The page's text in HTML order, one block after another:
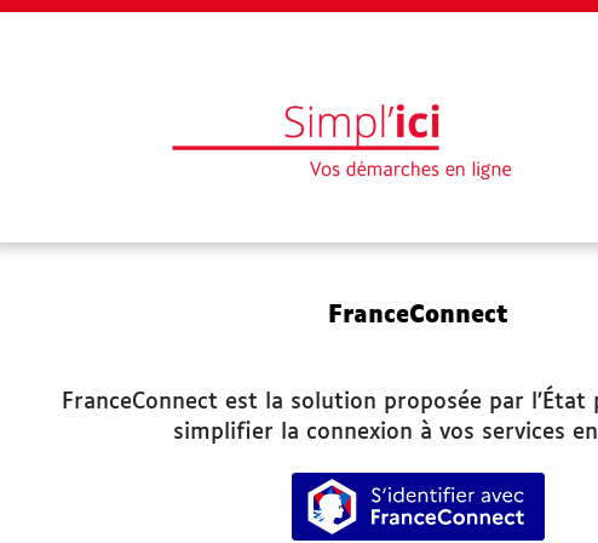
EN 1 CLIC
Mon profil
Mes demandes
Besoin d'aide
FranceConnect
FranceConnect est la solution proposée par
simplifier la connexion à vos services
S’identifier avec